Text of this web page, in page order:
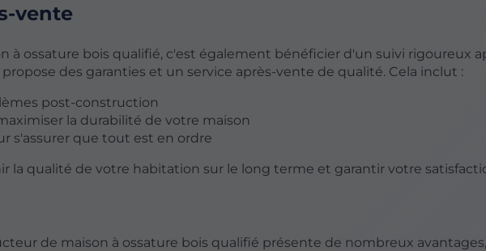
vente
à ossature bois qualifié, c'est également bénéficier d'un suivi rigoureux
des garanties et un service après-vente de qualité. Cela inclut :
post-construction
la durabilité de votre maison
s'assurer que tout est en ordre
la qualité de votre habitation sur le long terme et garantir votre
de maison à ossature bois qualifié présente de nombreux